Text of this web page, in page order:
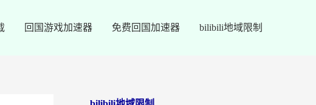
回国游戏加速器 免费回国加速器 bilibili地域限制